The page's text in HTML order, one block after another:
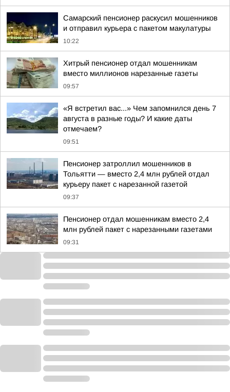
Самарский пенсионер раскусил мошенников
и отправил курьера с пакетом макулатуры
10:22
Хитрый пенсионер отдал мошенникам
вместо миллионов нарезанные газеты
09:57
«Я встретил вас...» Чем запомнился день 7
августа в разные годы? И какие даты
отмечаем?
09:51
Пенсионер затроллил мошенников в
Тольятти — вместо 2,4 млн рублей отдал
курьеру пакет с нарезанной газетой
09:37
Пенсионер отдал мошенникам вместо 2,4
млн рублей пакет с нарезанными газетами
09:31